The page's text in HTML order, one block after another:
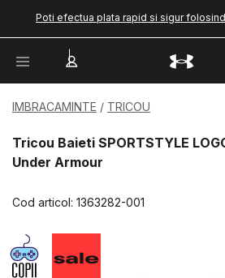
Poti efectua plata rapid si sigur
IMBRACAMINTE TRICOU
Tricou Baieti SPORTSTYLE
Under Armour
Cod articol: 1363282-001